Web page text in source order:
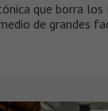
que borra
de grandes